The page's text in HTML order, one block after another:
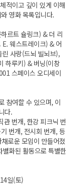
적이고 깊이 있게 이해
영화 목록입니다.
르트 슐링크) & 더 리
웨스트레이크) & 어
사랑(드뇌 빌뇌브),
하루키) & 버닝(이창
스페이스 오디세이
참여할 수 있으며, 이
다.
번개, 한강 피크닉 번
번개, 전시회 번개, 등
로운 모임이 만들어졌
화된 활동으로 특별한
일(토)